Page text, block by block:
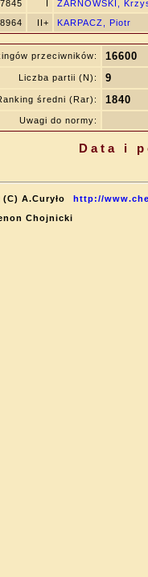
I
ŻARNOWSKI,
II+ KARPACZ, Piotr
przeciwników: 16600
Liczba partii (N): 9
średni (Rar): 1840
Uwagi do normy:
Data i
A.Curyło
http://
Chojnicki